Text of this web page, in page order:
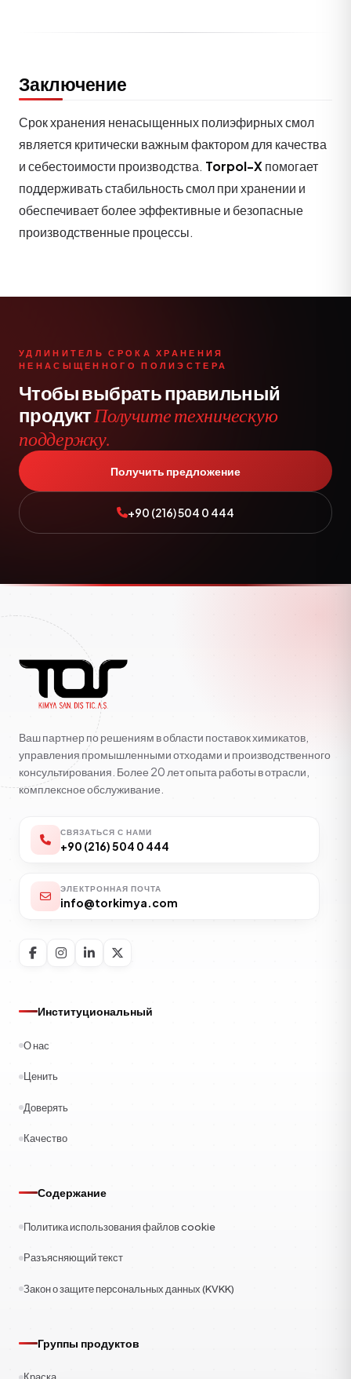
Заключение
Срок хранения ненасыщенных полиэфирных смол
является критически важным фактором для качества
и себестоимости производства. Torpol-Xпомогает
поддерживать стабильность смол при хранении и
обеспечивает более эффективные и безопасные
производственные процессы.
УДЛИНИТЕЛЬ СРОКА ХРАНЕНИЯ
НЕНАСЫЩЕННОГО ПОЛИЭСТЕРА
Чтобы выбрать правильный
продуктПолучите техническую
поддержку.
Получить предложение
+90 (216) 504 0 444
Ваш партнер по решениям в области поставок химикатов,
управления промышленными отходами и производственного
консультирования. Более 20 лет опыта работы в отрасли,
комплексное обслуживание.
СВЯЗАТЬСЯ С НАМИ
+90 (216) 504 0 444
ЭЛЕКТРОННАЯ ПОЧТА
info@torkimya.com
Институциональный
О нас
Ценить
Доверять
Качество
Содержание
Политика использования файлов cookie
Разъясняющий текст
Закон о защите персональных данных (KVKK)
Группы продуктов